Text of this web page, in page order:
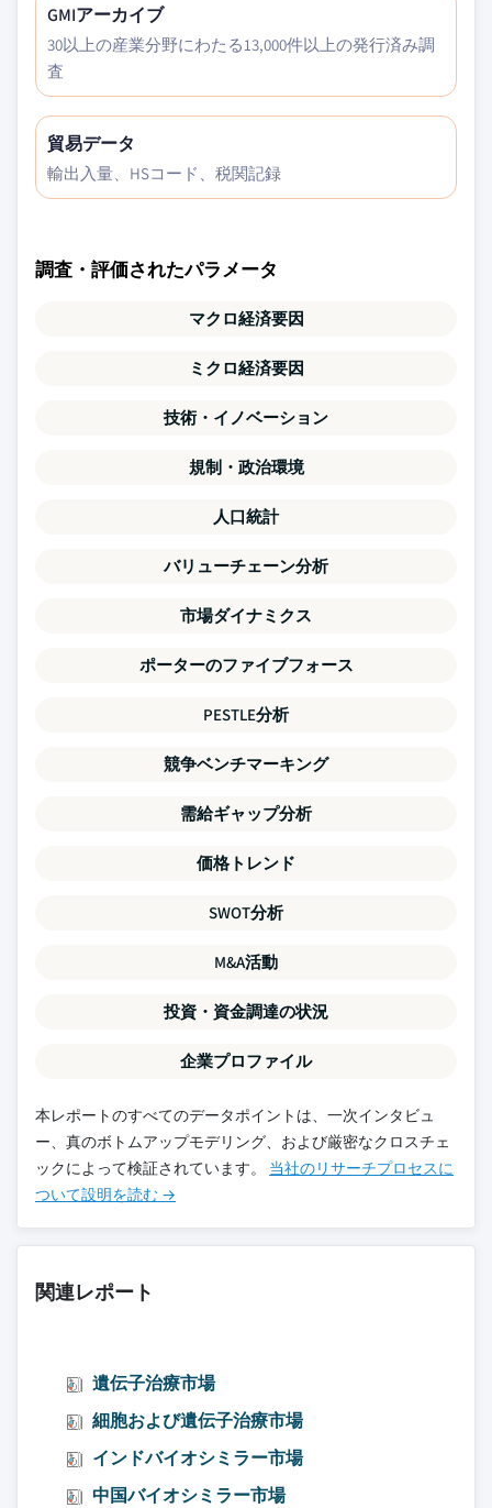
GMIアーカイブ
30以上の産業分野にわたる13,000件以上の発行済み調
査
貿易データ
輸出入量、HSコード、税関記録
調査・評価されたパラメータ
マクロ経済要因
ミクロ経済要因
技術・イノベーション
規制・政治環境
人口統計
バリューチェーン分析
市場ダイナミクス
ポーターのファイブフォース
PESTLE分析
競争ベンチマーキング
需給ギャップ分析
価格トレンド
SWOT分析
M&A活動
投資・資金調達の状況
企業プロファイル
本レポートのすべてのデータポイントは、一次インタビュ
ー、真のボトムアップモデリング、および厳密なクロスチェ
ックによって検証されています。 当社のリサーチプロセスに
ついて設明を読む →
関連レポート
遺伝子治療市場
細胞および遺伝子治療市場
インドバイオシミラー市場
中国バイオシミラー市場